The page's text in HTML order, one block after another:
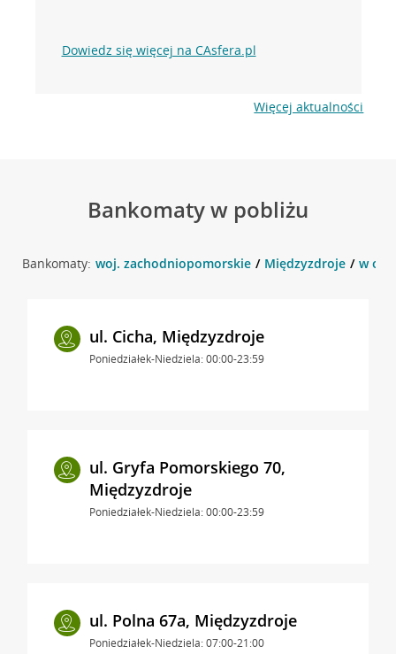
Dowiedz się więcej na CAsfera.pl
Więcej aktualności
Bankomaty w pobliżu
Bankomaty: woj. zachodniopomorskie Międzyzdroje w
ul. Cicha, Międzyzdroje
Poniedziałek-Niedziela: 00:00-23:59
ul. Gryfa Pomorskiego 70,
Międzyzdroje
Poniedziałek-Niedziela: 00:00-23:59
ul. Polna 67a, Międzyzdroje
Poniedziałek-Niedziela: 07:00-21:00